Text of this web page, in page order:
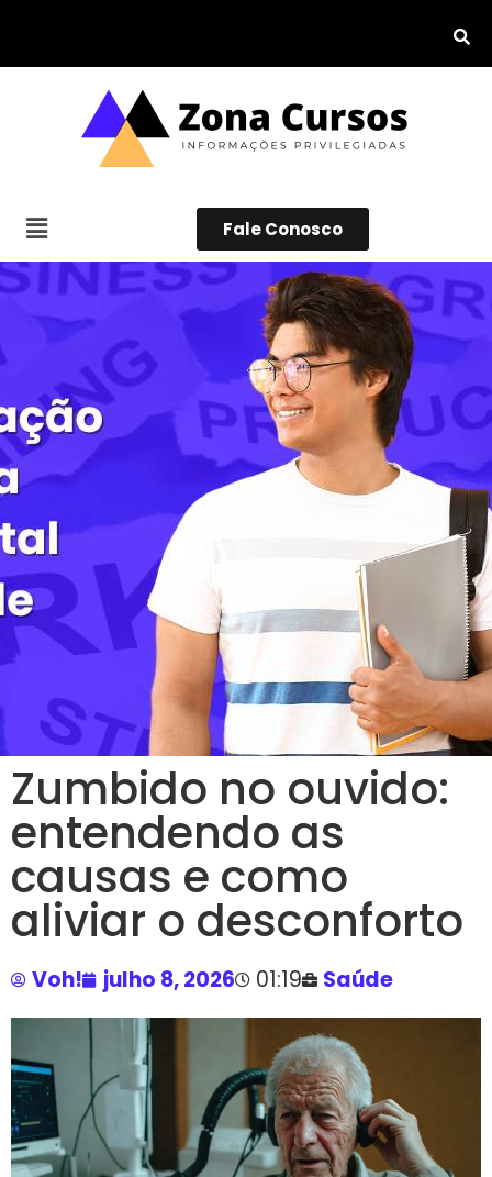
Fale Conosco
Zumbido no ouvido:
entendendo as
causas e como
aliviar o desconforto
Voh! julho 8, 2026 01:19 Saúde